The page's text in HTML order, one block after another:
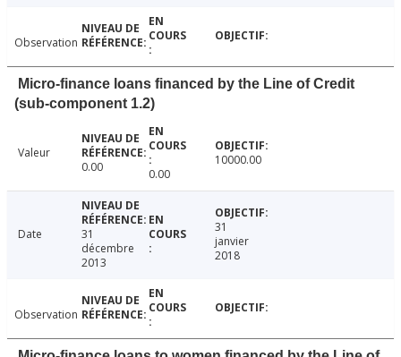
Observation
Micro-finance loans financed by the Line of Credit
(sub-component 1.2)
Valeur
0.00
0.00
10000.00
Date
31
décembre
2013
31
janvier
2018
Observation